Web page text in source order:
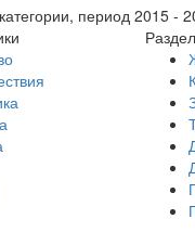
период 2015 -